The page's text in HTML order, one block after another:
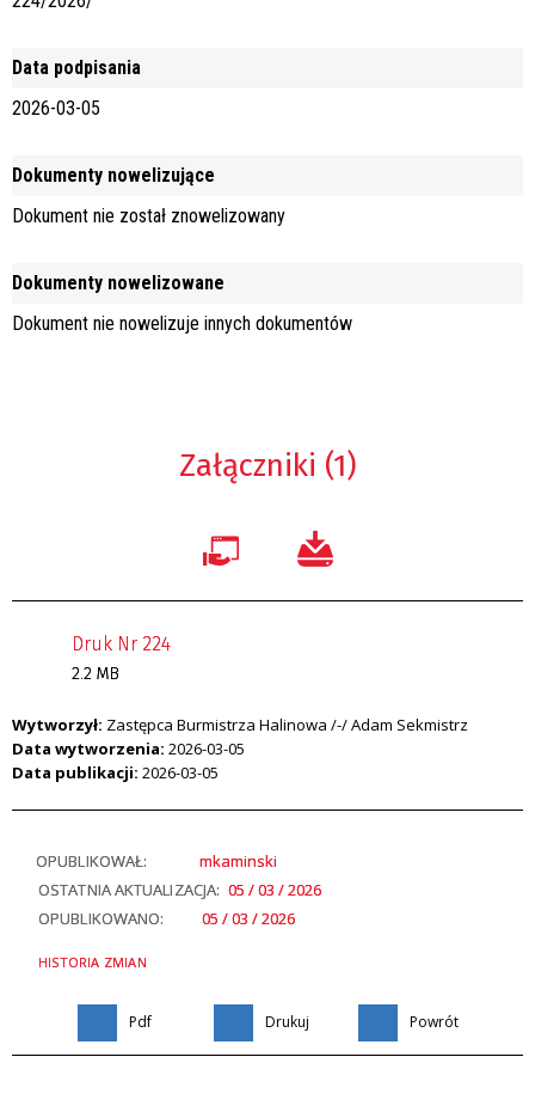
Data podpisania
2026-03-05
Dokumenty nowelizujące
Dokument nie został znowelizowany
Dokumenty nowelizowane
Dokument nie nowelizuje innych dokumentów
Załączniki (1)
Druk Nr 224
2.2 MB
Wytworzył: Zastępca Burmistrza Halinowa /-/ Adam Sekmistrz
Data wytworzenia: 2026-03-05
Data publikacji: 2026-03-05
OPUBLIKOWAŁ:
mkaminski
OSTATNIA AKTUALIZACJA: 05 / 03 / 2026
OPUBLIKOWANO:
05 / 03 / 2026
HISTORIA ZMIAN
Pdf Drukuj Powrót